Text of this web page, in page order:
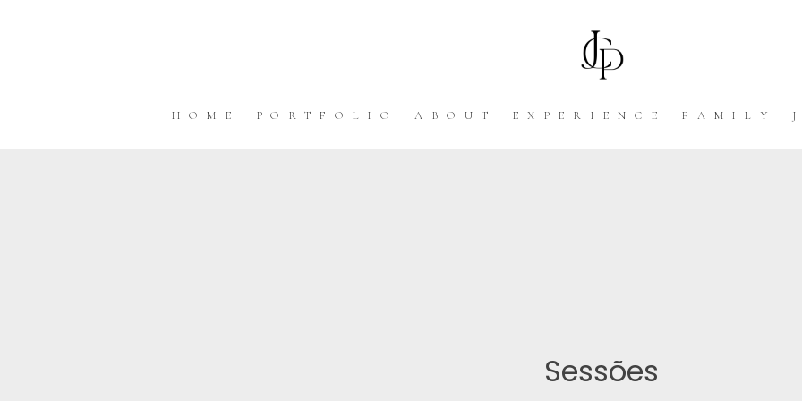
HOME PORTFOLIO ABOUT EXPERIENCE FAMILY
Sessões